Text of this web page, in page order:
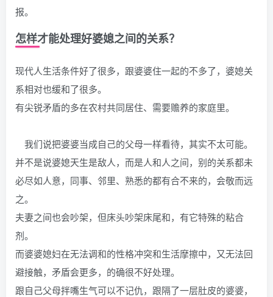
报。
怎样才能处理好婆媳之间的关系？
现代人生活条件好了很多，跟婆婆住一起的不多了，婆媳关
系相对也缓和了很多。
有尖锐矛盾的多在农村共同居住、需要赡养的家庭里。
我们说把婆婆当成自己的父母一样看待，其实不太可能。
并不是说婆媳天生是敌人，而是人和人之间，别的关系都未
必尽如人意，同事、邻里、熟悉的都有合不来的，会敬而远
之。
夫妻之间也会吵架，但床头吵架床尾和，有它特殊的粘合
剂。
而婆婆媳妇在无法调和的性格冲突和生活摩擦中，又无法回
避接触，矛盾会更多，的确很不好处理。
跟自己父母拌嘴生气可以不记仇，跟隔了一层肚皮的婆婆，